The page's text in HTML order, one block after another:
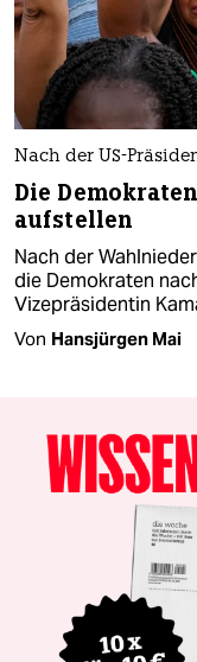
Nach der US-
Die
aufstellen
Nach der
die Demokraten
Vizepräsidentin
Von Hansjürgen Mai